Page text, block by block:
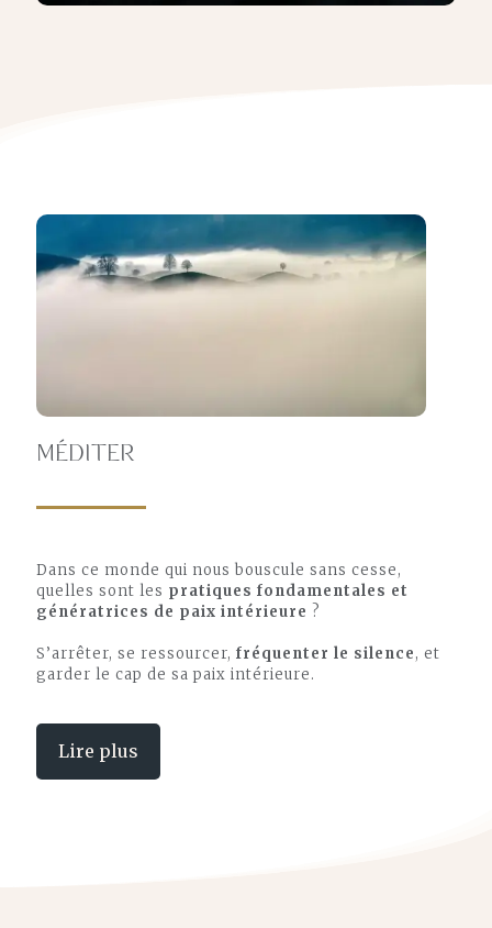
MÉDITER
Dans ce monde qui nous bouscule sans cesse,
quelles sont les pratiques fondamentales et
génératrices de paix intérieure ?
S’arrêter, se ressourcer, fréquenter le silence, et
garder le cap de sa paix intérieure.
Lire plus